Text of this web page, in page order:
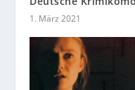
1. März 2021